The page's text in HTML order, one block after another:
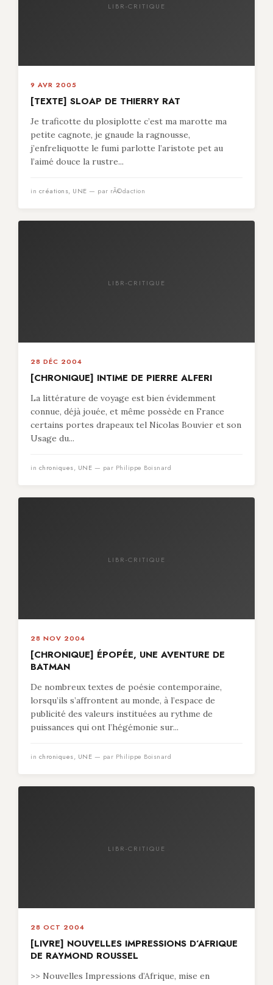
LIBR-CRITIQUE
9 AVR 2005
[TEXTE] SLOAP DE THIERRY RAT
Je traficotte du plosiplotte c’est ma marotte ma
petite cagnote, je gnaude la ragnousse,
j’enfreliquotte le fumi parlotte l’aristote pet au
l’aimé douce la rustre...
in créations, UNE — par rÃ©daction
LIBR-CRITIQUE
28 DÉC 2004
[CHRONIQUE] INTIME DE PIERRE ALFERI
La littérature de voyage est bien évidemment
connue, déjà jouée, et même possède en France
certains portes drapeaux tel Nicolas Bouvier et son
Usage du...
in chroniques, UNE — par Philippe Boisnard
LIBR-CRITIQUE
28 NOV 2004
[CHRONIQUE] ÉPOPÉE, UNE AVENTURE DE
BATMAN
De nombreux textes de poésie contemporaine,
lorsqu’ils s’affrontent au monde, à l’espace de
publicité des valeurs instituées au rythme de
puissances qui ont l’hégémonie sur...
in chroniques, UNE — par Philippe Boisnard
LIBR-CRITIQUE
28 OCT 2004
[LIVRE] NOUVELLES IMPRESSIONS D’AFRIQUE
DE RAYMOND ROUSSEL
>> Nouvelles Impressions d’Afrique, mise en